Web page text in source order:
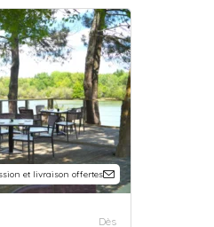
et livraison offertes
Dès